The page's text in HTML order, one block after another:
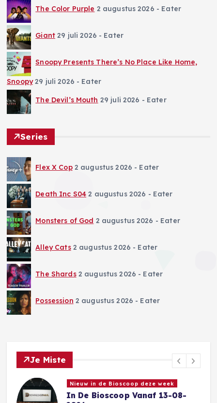
The Color Purple 2 augustus 2026 - Eater
Giant 29 juli 2026 - Eater
Snoopy Presents There’s No Place Like Home,
Snoopy 29 juli 2026 - Eater
The Devil’s Mouth 29 juli 2026 - Eater
Series
Flex X Cop 2 augustus 2026 - Eater
Death Inc S04 2 augustus 2026 - Eater
Monsters of God 2 augustus 2026 - Eater
Alley Cats 2 augustus 2026 - Eater
The Shards 2 augustus 2026 - Eater
Possession 2 augustus 2026 - Eater
Je Miste
Gecanceld Vernieuwd in ontwikeling
Call the Midwife prequel Sisters